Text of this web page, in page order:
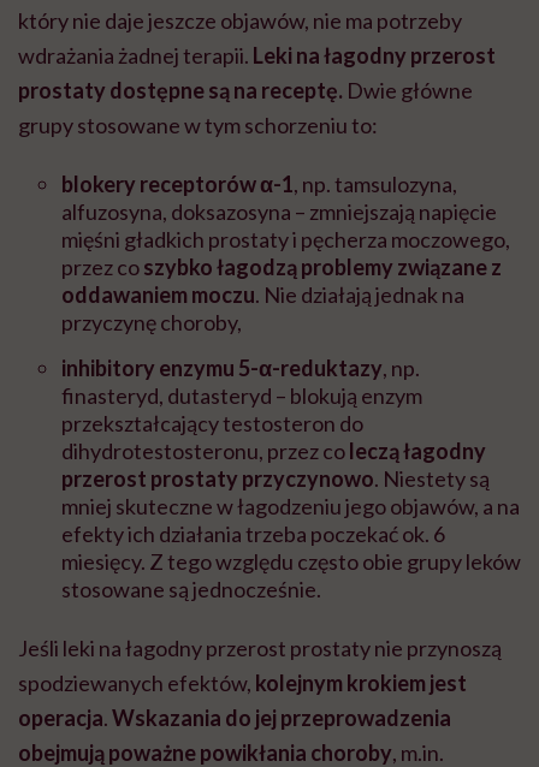
który nie daje jeszcze objawów, nie ma potrzeby
wdrażania żadnej terapii. Leki na łagodny przerost
prostaty dostępne są na receptę. Dwie główne
grupy stosowane w tym schorzeniu to:
blokery receptorów α-1, np. tamsulozyna,
alfuzosyna, doksazosyna – zmniejszają napięcie
mięśni gładkich prostaty i pęcherza moczowego,
przez coszybko łagodzą problemy związane z
oddawaniem moczu. Nie działają jednak na
przyczynę choroby,
inhibitory enzymu 5-α-reduktazy, np.
finasteryd, dutasteryd – blokują enzym
przekształcający testosteron do
dihydrotestosteronu, przez coleczą łagodny
przerost prostaty przyczynowo. Niestety są
mniej skuteczne w łagodzeniu jego objawów, a na
efekty ich działania trzeba poczekać ok. 6
miesięcy. Z tego względu często obie grupy leków
stosowane są jednocześnie.
Jeśli leki na łagodny przerost prostaty nie przynoszą
spodziewanych efektów, kolejnym krokiem jest
operacja.Wskazania do jej przeprowadzenia
obejmują poważne powikłania choroby, m.in.